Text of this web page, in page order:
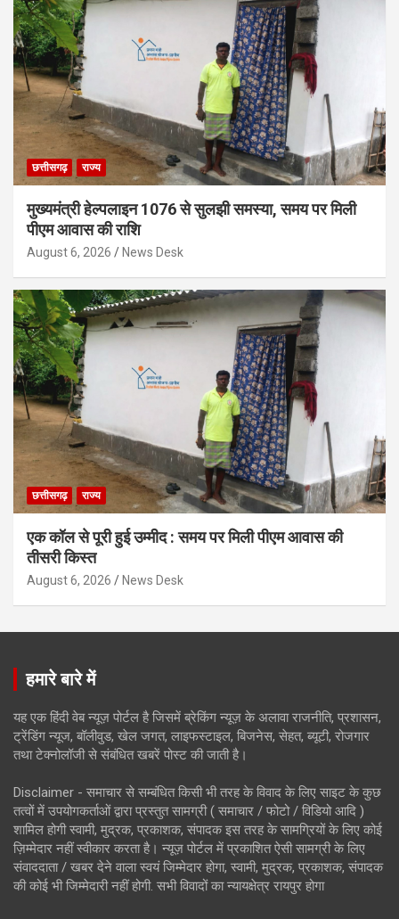
छत्तीसगढ़ राज्य
मुख्यमंत्री हेल्पलाइन 1076 से सुलझी समस्या, समय पर मिली
पीएम आवास की राशि
August 6, 2026 News Desk
छत्तीसगढ़ राज्य
एक कॉल से पूरी हुई उम्मीद : समय पर मिली पीएम आवास की
तीसरी किस्त
August 6, 2026 News Desk
हमारे बारे में
यह एक हिंदी वेब न्यूज़ पोर्टल है जिसमें ब्रेकिंग न्यूज़ के अलावा राजनीति, प्रशासन,
ट्रेंडिंग न्यूज, बॉलीवुड, खेल जगत, लाइफस्टाइल, बिजनेस, सेहत, ब्यूटी, रोजगार
तथा टेक्नोलॉजी से संबंधित खबरें पोस्ट की जाती है।
Disclaimer - समाचार से सम्बंधित किसी भी तरह के विवाद के लिए साइट के कुछ
तत्वों में उपयोगकर्ताओं द्वारा प्रस्तुत सामग्री ( समाचार / फोटो / विडियो आदि )
शामिल होगी स्वामी, मुद्रक, प्रकाशक, संपादक इस तरह के सामग्रियों के लिए कोई
ज़िम्मेदार नहीं स्वीकार करता है। न्यूज़ पोर्टल में प्रकाशित ऐसी सामग्री के लिए
संवाददाता / खबर देने वाला स्वयं जिम्मेदार होगा, स्वामी, मुद्रक, प्रकाशक, संपादक
की कोई भी जिम्मेदारी नहीं होगी. सभी विवादों का न्यायक्षेत्र रायपुर होगा